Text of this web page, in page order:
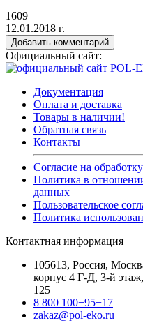
1609
12.01.2018 г.
Добавить комментарий
Официальный сайт:
Документация
Оплата и доставка
Товары в наличии!
Обратная связь
Контакты
Согласие на
Политика в
данных
Пользовательское
Политика
Контактная информация
105613, Россия,
корпус 4 Г-Д, 3-й
125
8 800 100−95−17
zakaz@pol-eko.ru